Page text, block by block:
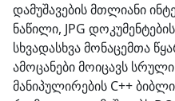
დამუშავების მთლიანი
ნაწილი, JPG
სხვადასხვა მონაცემთა
ამოცანები მოიცავს
მანიპულირების C++